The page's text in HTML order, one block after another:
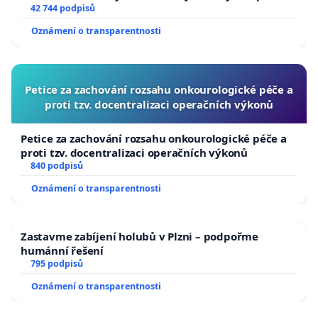
• nízkým požadavkům na kvalifikaci řidičů
• nedostatečné znalosti místopisu a města
• podezření na odvádění části zisků mimo Českou
republiku
Tyto faktory mají přímý dopad na kvalitu služby i na
podnikatelské prostředí v oblasti taxislužby.
působí v Brně, odvádějí zde daně a vytvářejí
pracovní místa, se tak dostávají do nerovného
konkurenčního postavení.
144 jednacího řádu Senátu k návrhu na přijetí
usnesení k podání ústavní žaloby na prezidenta
republiky
42 744 podpisů
Oznámení o transparentnosti
Petice za zachování rozsahu onkourologické péče a
proti tzv. docentralizaci operačních výkonů
Petice za zachování rozsahu onkourologické péče a
proti tzv. docentralizaci operačních výkonů
840 podpisů
Oznámení o transparentnosti
Zastavme zabíjení holubů v Plzni – podpořme
humánní řešení
795 podpisů
Oznámení o transparentnosti